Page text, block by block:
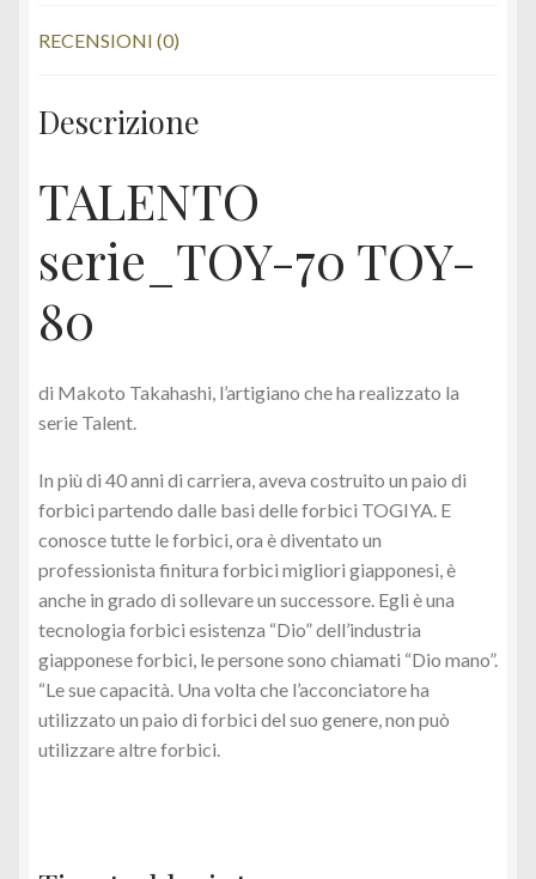
RECENSIONI (0)
Descrizione
TALENTO
serie_TOY-70 TOY-
80
di Makoto Takahashi, l’artigiano che ha realizzato la
serie Talent.
In più di 40 anni di carriera, aveva costruito un paio di
forbici partendo dalle basi delle forbici TOGIYA. E
conosce tutte le forbici, ora è diventato un
professionista finitura forbici migliori giapponesi, è
anche in grado di sollevare un successore. Egli è una
tecnologia forbici esistenza “Dio” dell’industria
giapponese forbici, le persone sono chiamati “Dio mano”.
“Le sue capacità. Una volta che l’acconciatore ha
utilizzato un paio di forbici del suo genere, non può
utilizzare altre forbici.